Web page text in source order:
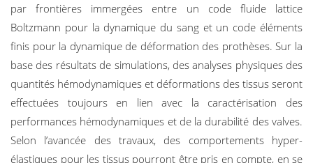
par frontières immergées entre un code fluide lattice
Boltzmann pour la dynamique du sang et un code éléments
finis pour la dynamique de déformation des prothèses. Sur la
base des résultats de simulations, des analyses physiques des
quantités hémodynamiques et déformations des tissus seront
effectuées toujours en lien avec la caractérisation des
performances hémodynamiques et de la durabilité des valves.
Selon l’avancée des travaux, des comportements hyper-
élastiques pour les tissus pourront être pris en compte, en se